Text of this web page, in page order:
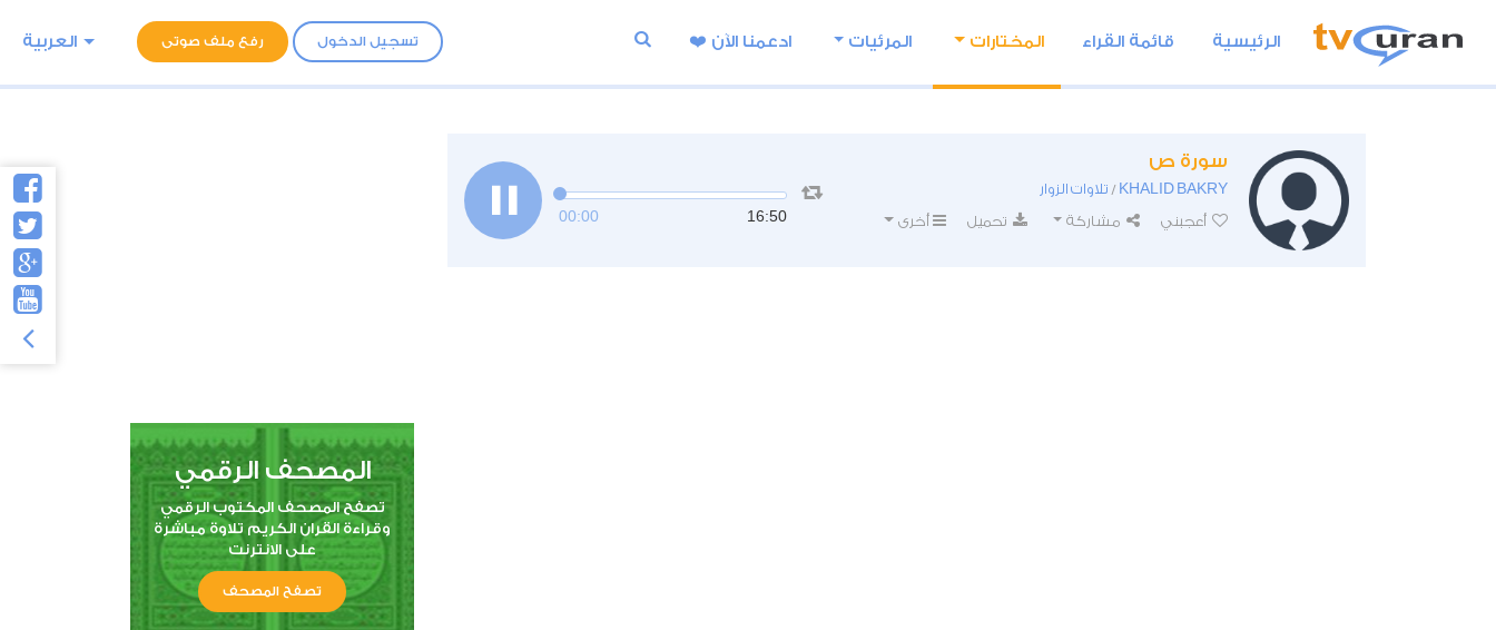
تسجيل الدخول رفع ملف صوتى العربية الرئيسية قائمة القراء المختارات المرئيات ادعمنا اﻵن ❤️
سورة ص
KHALID BAKRY
/ تلاوات الزوار
أعجبني
مشاركة تحميل أخرى 00:00 16:50
المصحف الرقمي
تصفح المصحف المكتوب الرقمي
وقراءة القران الكريم تلاوة مباشرة
على الانترنت
تصفح المصحف